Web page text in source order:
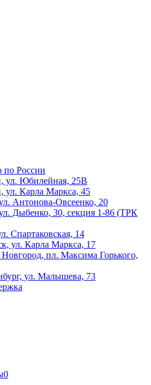
по России
ул. Юбилейная, 25В
ул. Карла Маркса, 45
Антонова-Овсеенко, 20
Дыбенко, 30, секция 1-86 (ТРК
Спартаковская, 14
ул. Карла Маркса, 17
пл. Максима Горького,
ул. Малышева, 73
0